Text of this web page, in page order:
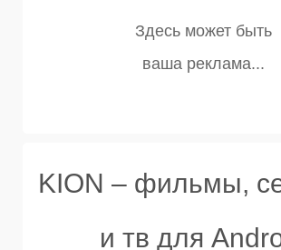
KION – фильмы,
и тв для